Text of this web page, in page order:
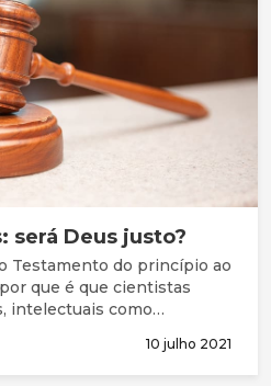
será Deus justo?
Testamento do princípio ao
que é que cientistas
intelectuais como
ponderado ator Stephen
pergunta com um
10 julho 2021